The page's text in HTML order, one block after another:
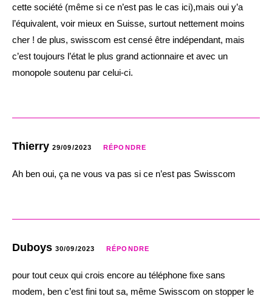
cette société (même si ce n’est pas le cas ici),mais oui y’a
l’équivalent, voir mieux en Suisse, surtout nettement moins
cher ! de plus, swisscom est censé être indépendant, mais
c’est toujours l’état le plus grand actionnaire et avec un
monopole soutenu par celui-ci.
Thierry 29/09/2023 RÉPONDRE
Ah ben oui, ça ne vous va pas si ce n’est pas Swisscom
Duboys 30/09/2023 RÉPONDRE
pour tout ceux qui crois encore au téléphone fixe sans
modem, ben c’est fini tout sa, même Swisscom on stopper le